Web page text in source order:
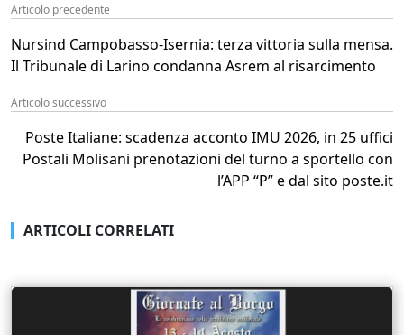
Articolo precedente
Nursind Campobasso‑Isernia: terza vittoria sulla mensa.
Il Tribunale di Larino condanna Asrem al risarcimento
Articolo successivo
Poste Italiane: scadenza acconto IMU 2026, in 25 uffici
Postali Molisani prenotazioni del turno a sportello con
l’APP “P” e dal sito poste.it
ARTICOLI CORRELATI